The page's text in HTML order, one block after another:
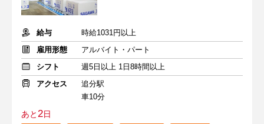
給与
時給1031円以上
雇用形態
アルバイト・パート
シフト
週5日以上 1日8時間以上
アクセス
追分駅
車10分
あと2日